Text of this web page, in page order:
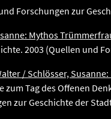
Forschungen zur
Mythos
2003 (Quellen und
/ Schlösser,
zum Tag des Offenen
zur Geschichte der